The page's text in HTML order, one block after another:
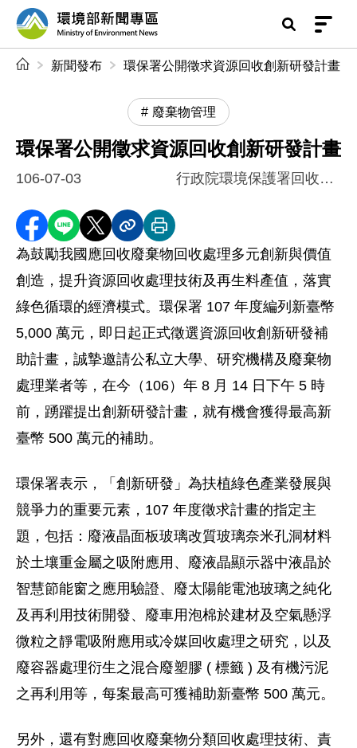
前往中央內容區塊
環境部新聞專區
新聞發布 環保署公開徵求資源回收創新研發計畫
廢棄物管理
環保署公開徵求資源回收創新研發計畫
106-07-03 行政院環境保護署回收基管會
分享至 Facebook
分享到 LINE
分享到 X分享內容連結
列印本頁
為鼓勵我國應回收廢棄物回收處理多元創新與價值
創造，提升資源回收處理技術及再生料產值，落實
綠色循環的經濟模式。環保署 107 年度編列新臺幣
5,000 萬元，即日起正式徵選資源回收創新研發補
助計畫，誠摯邀請公私立大學、研究機構及廢棄物
處理業者等，在今（106）年 8 月 14 日下午 5 時
前，踴躍提出創新研發計畫，就有機會獲得最高新
臺幣 500 萬元的補助。
環保署表示，「創新研發」為扶植綠色產業發展與
競爭力的重要元素，107 年度徵求計畫的指定主
題，包括：廢液晶面板玻璃改質玻璃奈米孔洞材料
於土壤重金屬之吸附應用、廢液晶顯示器中液晶於
智慧節能窗之應用驗證、廢太陽能電池玻璃之純化
及再利用技術開發、廢車用泡棉於建材及空氣懸浮
微粒之靜電吸附應用或冷媒回收處理之研究，以及
廢容器處理衍生之混合廢塑膠 ( 標籤 ) 及有機污泥
之再利用等，每案最高可獲補助新臺幣 500 萬元。
另外，還有對應回收廢棄物分類回收處理技術、責